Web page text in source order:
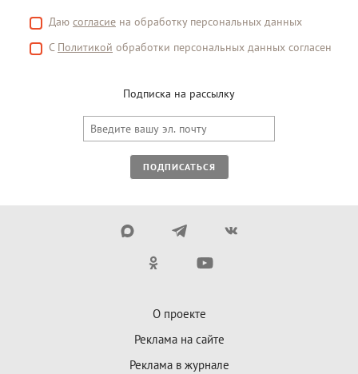
Даю согласие на обработку персональных данных
С Политикой обработки персональных данных согласен
Подписка на рассылку
ПОДПИСАТЬСЯ
О проекте
Реклама на сайте
Реклама в журнале